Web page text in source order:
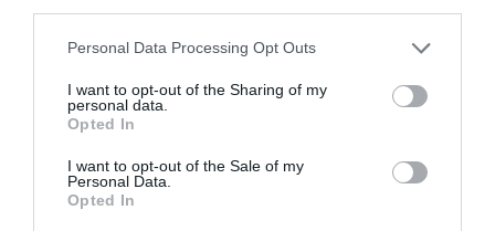
Please note that this website/app uses one or more Google
not limited to your visit or usage behaviour. You may click to
grant or deny consent to Google and its third-party tags to
use your data for below specified purposes in below Google
consent section.
Personal Data Processing Opt Outs
I want to opt-out of the Sharing of my
personal data.
Opted In
I want to opt-out of the Sale of my
Personal Data.
Opted In
Magad után fizeted a TB-t? Fontos változás jön
januártól